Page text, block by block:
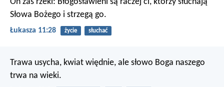
Słowa Bożego i strzegą go.
Łukasza 11:28 życie słuchać
Trawa usycha, kwiat więdnie, ale słowo Boga naszego
trwa na wieki.